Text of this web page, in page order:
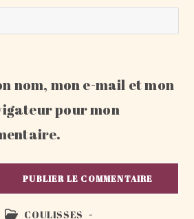
nom, mon e-mail et mon
pour mon
PostCOULISSES